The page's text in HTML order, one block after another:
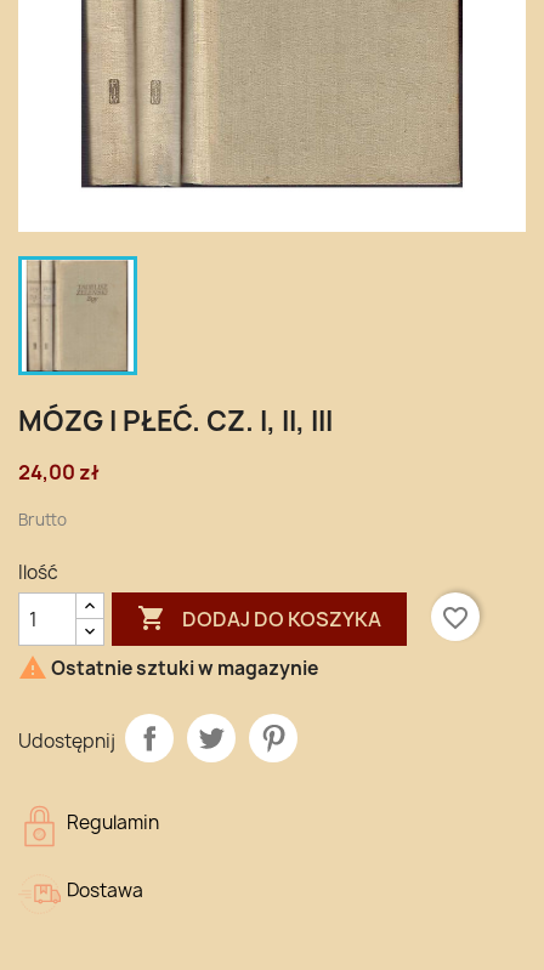
MÓZG I PŁEĆ. CZ. I, II, III
24,00 zł
Brutto
Ilość
 DODAJ DO KOSZYKA
favorite_border
 Ostatnie sztuki w magazynie
Udostępnij
Regulamin
Dostawa